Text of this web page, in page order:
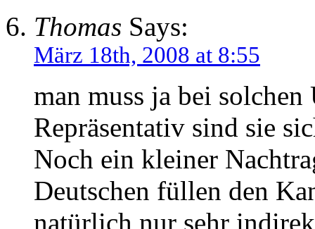
Thomas Says:
März 18th, 2008 at 8:55
man muss ja bei
Repräsentativ sind sie
Noch ein kleiner
Deutschen füllen den
natürlich nur sehr